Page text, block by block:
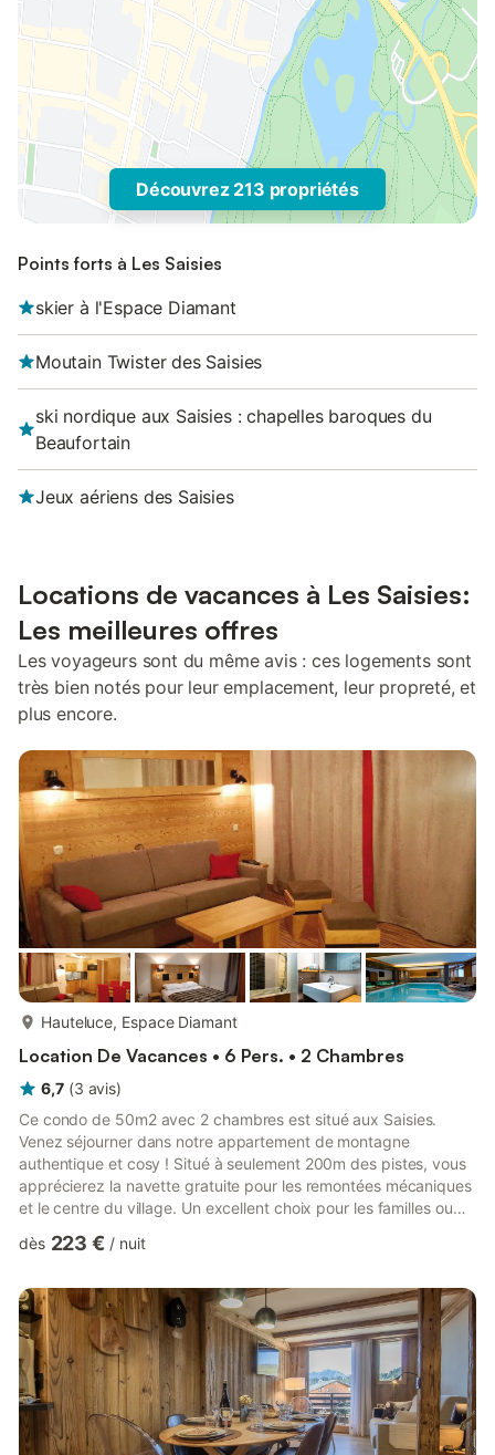
Découvrez 213 propriétés
Points forts à Les Saisies
skier à l'Espace Diamant
Moutain Twister des Saisies
ski nordique aux Saisies : chapelles baroques du
Beaufortain
Jeux aériens des Saisies
Locations de vacances à Les Saisies:
Les meilleures offres
Les voyageurs sont du même avis : ces logements sont
très bien notés pour leur emplacement, leur propreté, et
plus encore.
Hauteluce, Espace Diamant
Location De Vacances • 6 Pers. • 2 Chambres
6,7 (3 avis)
Ce condo de 50m2 avec 2 chambres est situé aux Saisies.
Venez séjourner dans notre appartement de montagne
authentique et cosy ! Situé à seulement 200m des pistes, vous
apprécierez la navette gratuite pour les remontées mécaniques
et le centre du village. Un excellent choix pour les familles ou
Chambre avec 2 lits simples (ou un lit superposé) • 1 Chambre
Kitchenette équipée • Balcon/Terrasse PRIVATIF • Wi-Fi +
Parking couvert disponible • Accès à un jacuzzi intérieur...
dès 223 € / nuit